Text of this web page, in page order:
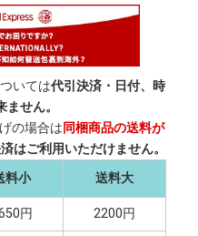
いては代引決済・日付、時
ません。
の場合は同梱商品の送料が
はご利用いただけません。
料小
送料大
円 2200円